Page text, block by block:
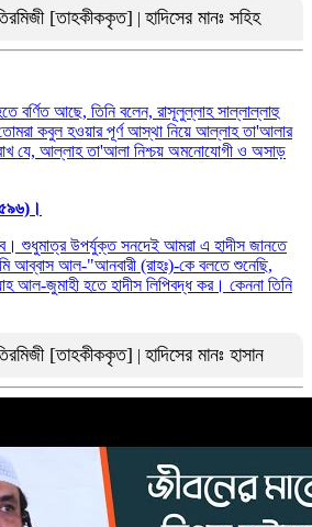
[তাহকীককৃত] | হাদিসের মানঃ সহিহ
বর্ণিত আছে, তিনি বলেন, রাসূলুল্লাহ সাল্লাল্লাহু
কবুল হওয়ার পূর্ণ আস্থা নিয়ে আল্লাহ তা'আলার
যে, আল্লাহ তা'আলা নিশ্চয় অমনোযোগী ও অসাড়
৫৯৬)।
শুধুমাত্র উপর্যুক্ত সনদেই আমরা এ হাদীস জানতে
আব্বাস আল-"আনবারী (রাহঃ)-কে বলতে শুনেছি,
আল-জুমাহী হতে হাদীস লিপিবদ্ধ কর। কেননা তিনি
[তাহকীককৃত] | হাদিসের মানঃ হাসান